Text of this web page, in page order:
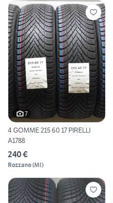
7
4 GOMME 215 60 17 PIRELLI
A1788
240 €
Rozzano(MI)